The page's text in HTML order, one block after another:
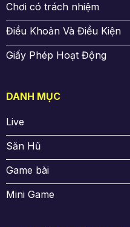
Chơi có trách nhiệm
Điều Khoản Và Điều Kiện
Giấy Phép Hoạt Động
DANH MỤC
Live
Săn Hũ
Game bài
Mini Game